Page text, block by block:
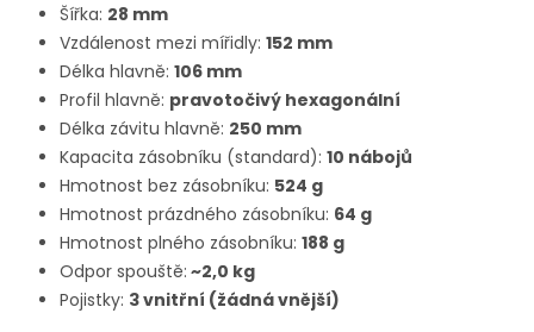
Šířka: 28 mm
Vzdálenost mezi mířidly: 152 mm
Délka hlavně: 106 mm
Profil hlavně: pravotočivý hexagonální
Délka závitu hlavně: 250 mm
Kapacita zásobníku (standard): 10 nábojů
Hmotnost bez zásobníku: 524 g
Hmotnost prázdného zásobníku: 64 g
Hmotnost plného zásobníku: 188 g
Odpor spouště: ~2,0 kg
Pojistky: 3 vnitřní (žádná vnější)